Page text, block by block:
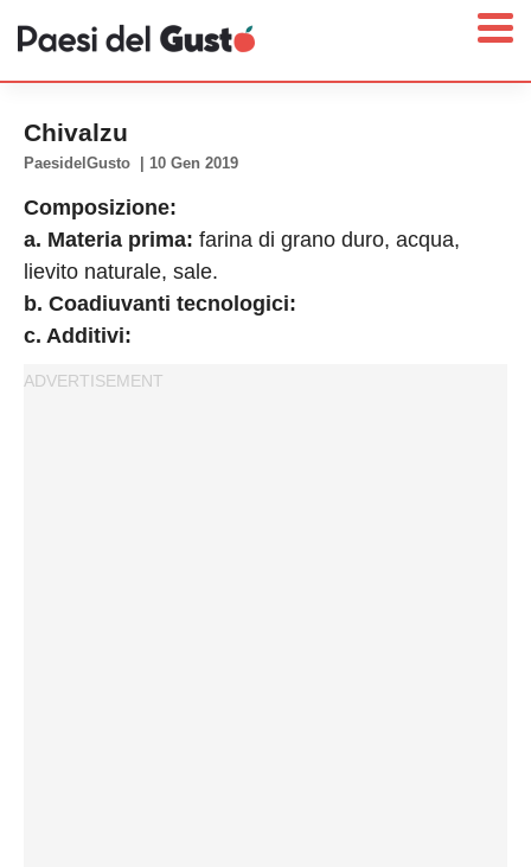
Home
News
Interviste
Territori
Answer
Chivalzu
PaesidelGusto 10 Gen 2019
Composizione:
a. Materia prima: farina di grano duro, acqua,
lievito naturale, sale.
b. Coadiuvanti tecnologici:
c. Additivi: